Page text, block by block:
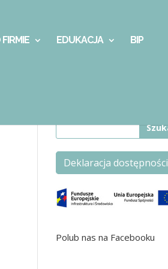
FIRMIE EDUKACJA BIP
Deklaracja dostępności
Polub nas na Facebooku